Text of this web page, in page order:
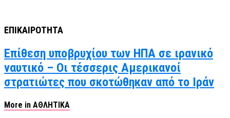
ΕΠΙΚΑΙΡΟΤΗΤΑ
Επίθεση υποβρυχίου των ΗΠΑ σε ιρανικό
ναυτικό – Οι τέσσερις Αμερικανοί
στρατιώτες που σκοτώθηκαν από το Ιράν
More in ΑΘΛΗΤΙΚΑ